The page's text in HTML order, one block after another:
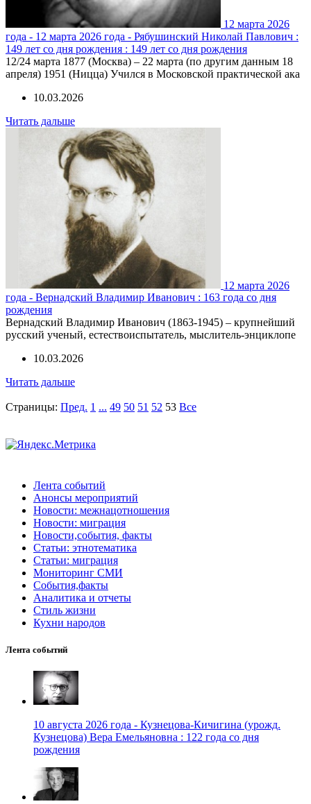
12 марта 2026
года - 12 марта 2026 года - Рябушинский Николай Павлович :
149 лет со дня рождения : 149 лет со дня рождения
12/24 марта 1877 (Москва) – 22 марта (по другим данным 18
апреля) 1951 (Ницца) Учился в Московской практической ака
10.03.2026
Читать дальше
12 марта 2026
года - Вернадский Владимир Иванович : 163 года со дня
рождения
Вернадский Владимир Иванович (1863-1945) – крупнейший
русский ученый, естествоиспытатель, мыслитель-энциклопе
10.03.2026
Читать дальше
Страницы: Пред. 1 ... 49 50 51 52 53 Все
Лента событий
Анонсы мероприятий
Новости: межнацотношения
Новости: миграция
Новости,события, факты
Статьи: этнотематика
Статьи: миграция
Мониторинг СМИ
События,факты
Аналитика и отчеты
Стиль жизни
Кухни народов
Лента событий
10 августа 2026 года - Кузнецова-Кичигина (урожд.
Кузнецова) Вера Емельяновна : 122 года со дня
рождения